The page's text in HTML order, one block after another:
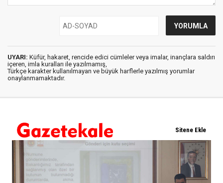
UYARI: Küfür, hakaret, rencide edici cümleler veya imalar, inançlara saldırı
içeren, imla kuralları ile yazılmamış,
Türkçe karakter kullanılmayan ve büyük harflerle yazılmış yorumlar
onaylanmamaktadır.